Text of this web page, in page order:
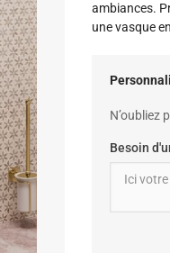
ambiances.
une vasque
N’oubliez
Besoin